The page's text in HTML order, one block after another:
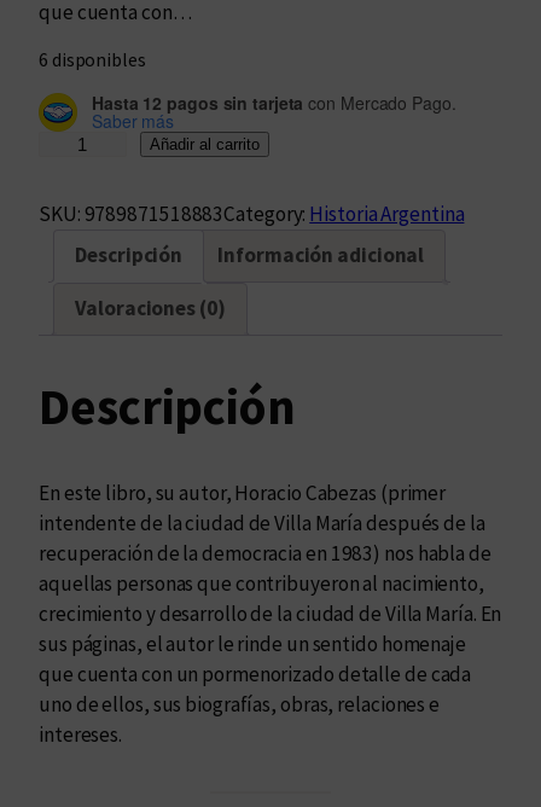
que cuenta con…
6 disponibles
Hasta 12 pagos sin tarjeta con Mercado Pago.
Saber más
l
í
e
l
m
u
n
d
o
c
a
Añadir al carrito
SKU: 9789871518883Category: Historia Argentina
Descripción
Información adicional
Valoraciones (0)
Descripción
En este libro, su autor, Horacio Cabezas (primer
intendente de la ciudad de Villa María después de la
recuperación de la democracia en 1983) nos habla de
aquellas personas que contribuyeron al nacimiento,
crecimiento y desarrollo de la ciudad de Villa María. En
sus páginas, el autor le rinde un sentido homenaje
que cuenta con un pormenorizado detalle de cada
uno de ellos, sus biografías, obras, relaciones e
intereses.